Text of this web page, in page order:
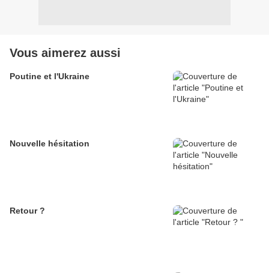
Vous aimerez aussi
Poutine et l'Ukraine
Nouvelle hésitation
Retour ?